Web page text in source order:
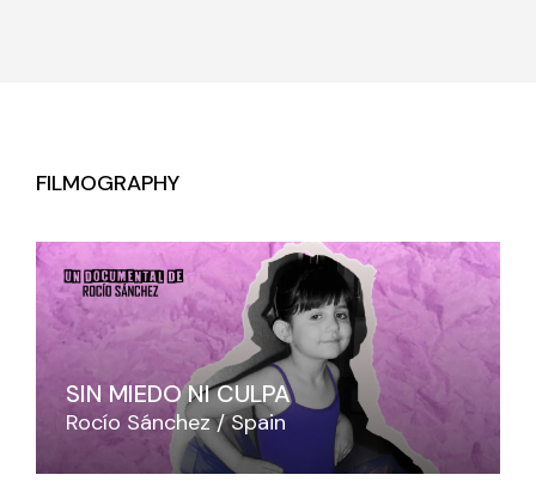
FILMOGRAPHY
SIN MIEDO NI CULPA
Rocío Sánchez Spain